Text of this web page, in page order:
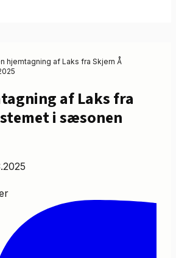
hjemtagning af Laks fra Skjern Å
af Laks fra
i sæsonen